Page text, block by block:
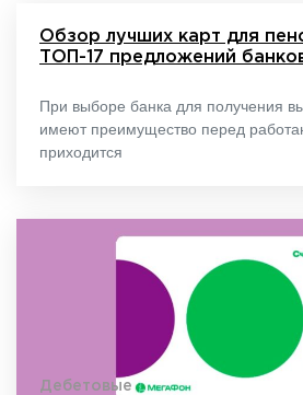
Обзор лучших карт для
ТОП-17 предложений
При выборе банка для получения
имеют преимущество перед
приходится
Дебетовые